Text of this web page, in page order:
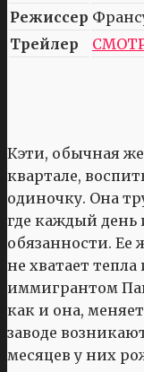
Режиссер
Трейлер
Кэти, обычная
квартале,
одиночку. Она
где каждый день
обязанности. Ее
не хватает
иммигрантом
как и она,
заводе
месяцев у них